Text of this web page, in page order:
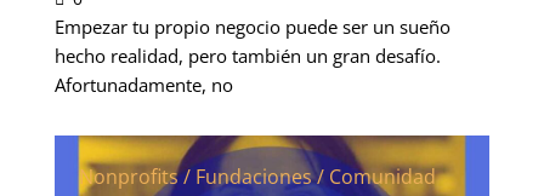
Empezar tu propio negocio puede ser un sueño
hecho realidad, pero también un gran desafío.
Afortunadamente, no
Nonprofits / Fundaciones / Comunidad